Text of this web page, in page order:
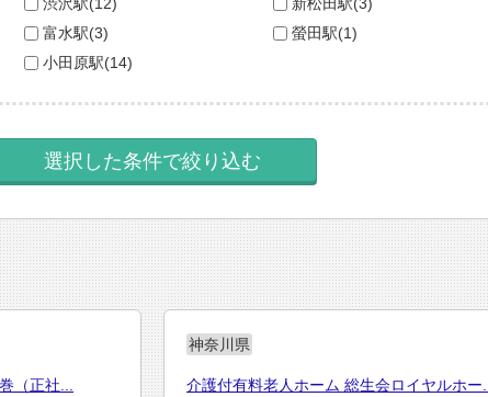
富水駅(3)
螢田駅(1)
小田原駅(14)
（正社...
神奈川県
介護付有料老人ホーム 総生会ロイヤルホー...